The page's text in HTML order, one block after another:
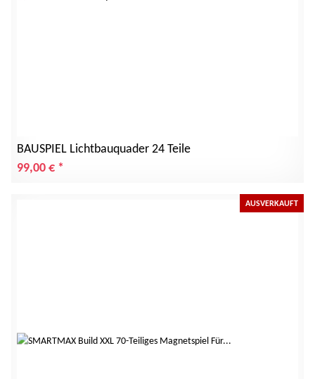
BAUSPIEL Lichtbauquader 24 Teile
99,00 € *
AUSVERKAUFT